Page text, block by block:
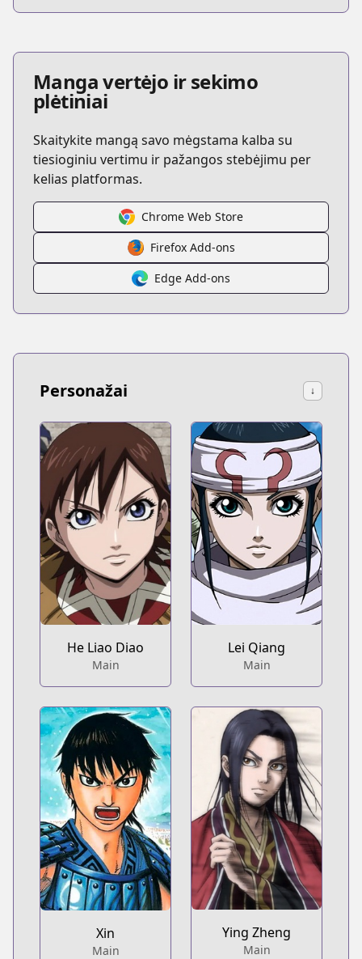
Manga vertėjo ir sekimo
plėtiniai
Skaitykite mangą savo mėgstama kalba su
tiesioginiu vertimu ir pažangos stebėjimu per
kelias platformas.
Chrome Web Store
Firefox Add-ons
Edge Add-ons
Personažai ↓
He Liao Diao
Main
Lei Qiang
Main
Xin
Main
Ying Zheng
Main